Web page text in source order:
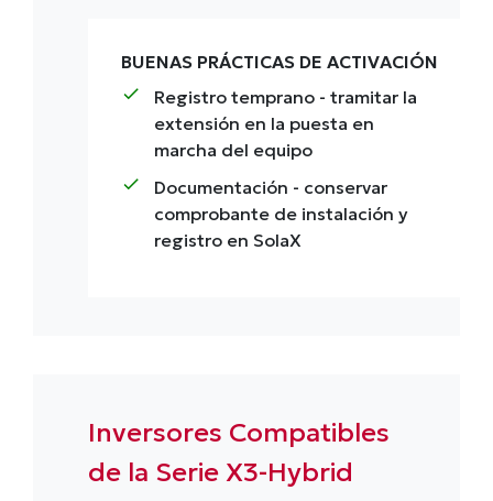
BUENAS PRÁCTICAS DE ACTIVACIÓN
check Registro temprano - tramitar la
extensión en la puesta en
marcha del equipo
check Documentación - conservar
comprobante de instalación y
registro en SolaX
Inversores Compatibles
de la Serie X3-Hybrid